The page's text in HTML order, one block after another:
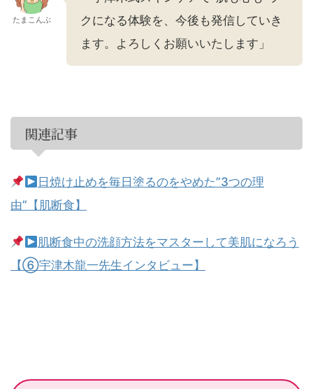
たまこんぶ
クになる体験を、今後も発信していき
ます。よろしくお願いいたします」
関連記事
日焼け止めを毎日塗るのをやめた”3つの理
由”【肌断食】
肌断食中の洗顔方法をマスターして美肌になろう
【⑥宇津木龍一先生インタビュー】